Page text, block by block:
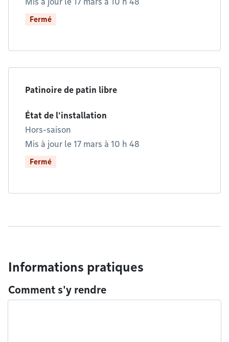
Fermé
Patinoire de patin libre
État de l'installation
Hors-saison
Mis à jour le 17 mars à 10 h 48
Fermé
Informations pratiques
Comment s'y rendre